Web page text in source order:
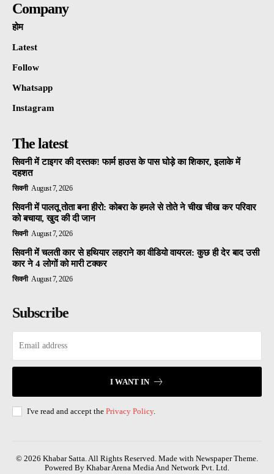
Company
होम
Latest
Follow
Whatsapp
Instagram
The latest
सिवनी में टाइगर की दस्तक! फार्म हाउस के पास घोड़े का शिकार, इलाके में
दहशत
सिवनी August 7, 2026
सिवनी में पालतू तोता बना हीरो: कोबरा के हमले से तोते ने चीख चीख कर परिवार
को बचाया, खुद की दी जान
सिवनी August 7, 2026
सिवनी में चलती कार से हथियार लहराने का वीडियो वायरल: कुछ ही देर बाद उसी
कार ने 4 लोगों को मारी टक्कर
सिवनी August 7, 2026
Subscribe
I WANT IN
I've read and accept the Privacy Policy.
© 2026 Khabar Satta. All Rights Reserved. Made with Newspaper Theme.
Powered By Khabar Arena Media And Network Pvt. Ltd.